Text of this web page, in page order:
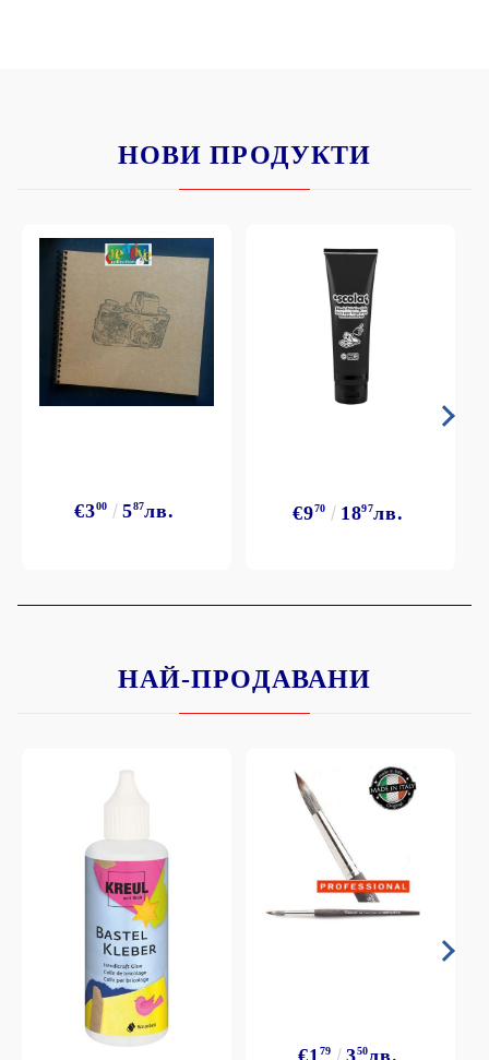
НОВИ ПРОДУКТИ
€300 587лв. €970 1897лв.
НАЙ-ПРОДАВАНИ
€1 79 350лв.